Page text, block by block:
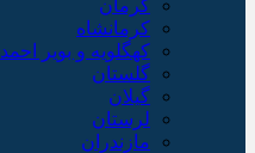
کرمان
کرمانشاه
کهگلویه و بویر احمد
گلستان
گیلان
لرستان
مازندران